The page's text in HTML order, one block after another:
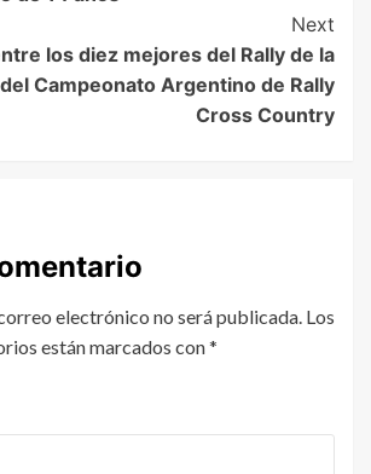
Next
los diez mejores del Rally de la
Campeonato Argentino de Rally
Cross Country
electrónico no será publicada. Los
están marcados con*